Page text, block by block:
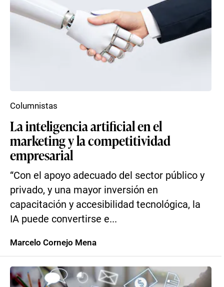
La inteligencia artificial en el
marketing y la competitividad
empresarial
“Con el apoyo adecuado del sector público y
privado, y una mayor inversión en
capacitación y accesibilidad tecnológica, la
IA puede convertirse e...
Columnistas
Marcelo Cornejo Mena